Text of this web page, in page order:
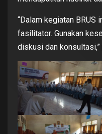
“Dalam kegiatan BRUS
fasilitator. Gunakan
diskusi dan konsultasi,”